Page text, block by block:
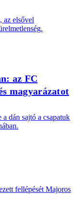
az elsővel
az FC
magyarázatot
a dán sajtó a csapatuk
fellépését Majoros